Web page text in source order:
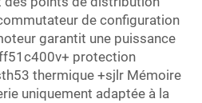
de configuration
garantit une puissance
protection
thermique +sjlr Mémoire
uniquement adaptée à la